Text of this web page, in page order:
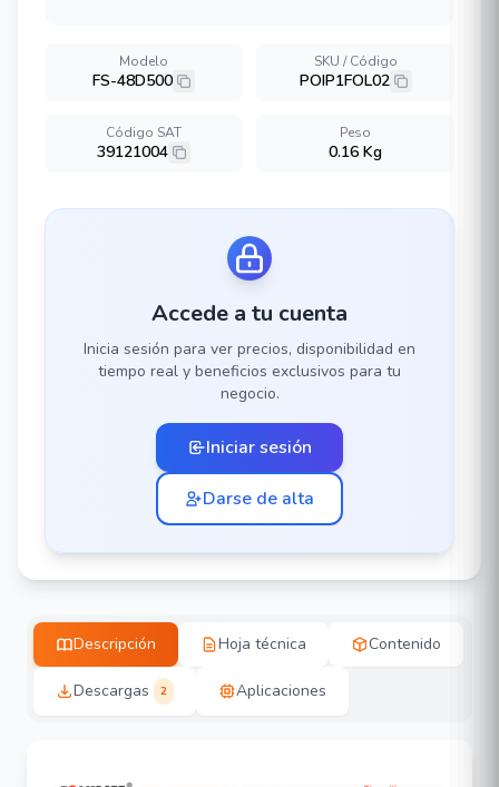
Modelo
FS-48D500
SKU / Código
POIP1FOL02
Código SAT
39121004
Peso
0.16 Kg
Accede a tu cuenta
Inicia sesión para ver precios, disponibilidad en
tiempo real y beneficios exclusivos para tu
negocio.
Iniciar sesión
Darse de alta
Descripción Hoja técnica Contenido
Descargas 2 Aplicaciones